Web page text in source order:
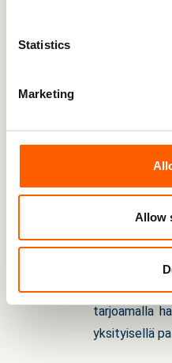
Statistics
Marketing
Allow
Tuemme
terveyttä
tarjoamalla
yksityisellä